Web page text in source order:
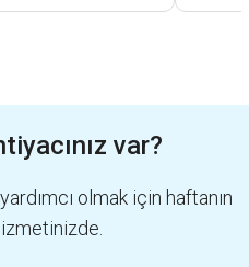
var?
olmak için haftanın